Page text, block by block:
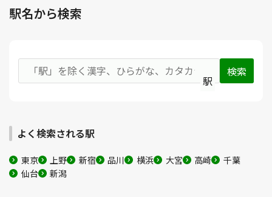
駅名から検索
駅
よく検索される駅
東京 上野 新宿 品川 横浜 大宮 高崎
千葉
仙台
新潟